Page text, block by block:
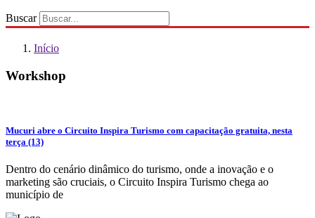
Buscar
Início
Workshop
Mucuri abre o Circuito Inspira Turismo com capacitação gratuita, nesta
terça (13)
Dentro do cenário dinâmico do turismo, onde a inovação e o
marketing são cruciais, o Circuito Inspira Turismo chega ao
município de